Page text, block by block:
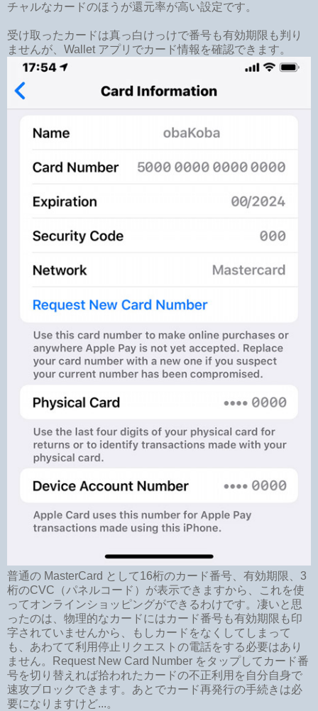
チャルなカードのほうが還元率が高い設定です。
受け取ったカードは真っ白けっけで番号も有効期限も判り
ませんが、Wallet アプリでカード情報を確認できます。
普通の MasterCard として16桁のカード番号、有効期限、3
桁のCVC（パネルコード）が表示できますから、これを使
ってオンラインショッピングができるわけです。凄いと思
ったのは、物理的なカードにはカード番号も有効期限も印
字されていませんから、もしカードをなくしてしまって
も、あわてて利用停止リクエストの電話をする必要はあり
ません。Request New Card Number をタップしてカード番
号を切り替えれば拾われたカードの不正利用を自分自身で
速攻ブロックできます。あとでカード再発行の手続きは必
要になりますけど...。